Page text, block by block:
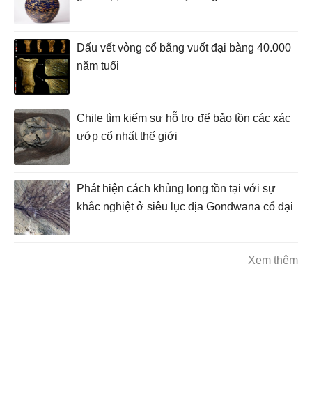
Dấu vết vòng cổ bằng vuốt đại bàng 40.000
năm tuổi
Chile tìm kiếm sự hỗ trợ để bảo tồn các xác
ướp cổ nhất thế giới
Phát hiện cách khủng long tồn tại với sự
khắc nghiệt ở siêu lục địa Gondwana cổ đại
Xem thêm